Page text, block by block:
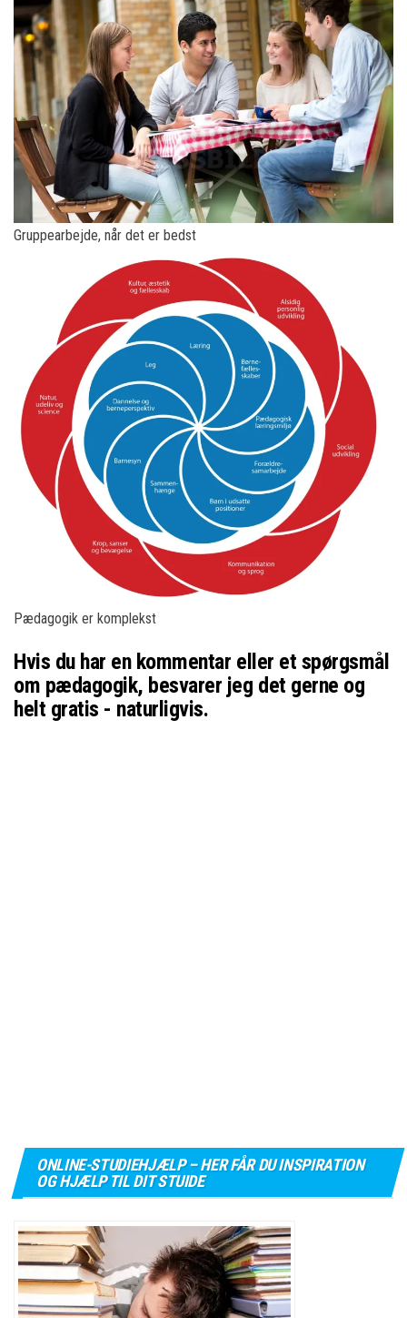
Gruppearbejde, når det er bedst
Pædagogik er komplekst
Hvis du har en kommentar eller et spørgsmål
om pædagogik, besvarer jeg det gerne og
helt gratis - naturligvis.
ONLINE-STUDIEHJÆLP – HER FÅR DU INSPIRATION
OG HJÆLP TIL DIT STUIDE